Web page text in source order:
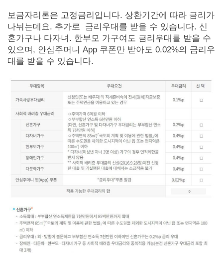
보금자리론은 고정금리입니다. 상환기간에 따라 금리가
나뉘는데요. 추가로 금리우대를 받을 수 있습니다. 신
혼가구나 다자녀. 한부모 가구여도 금리우대를 받을 수
있으며, 안심주머니 App 쿠폰만 받아도 0.02%의 금리우
대를 받을 수 있습니다.